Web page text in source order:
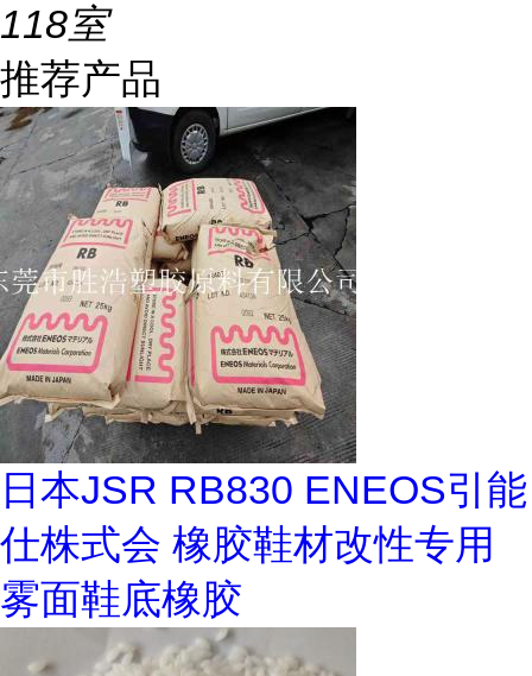
118室
推荐产品
日本JSR RB830 ENEOS引能
仕株式会 橡胶鞋材改性专用
雾面鞋底橡胶